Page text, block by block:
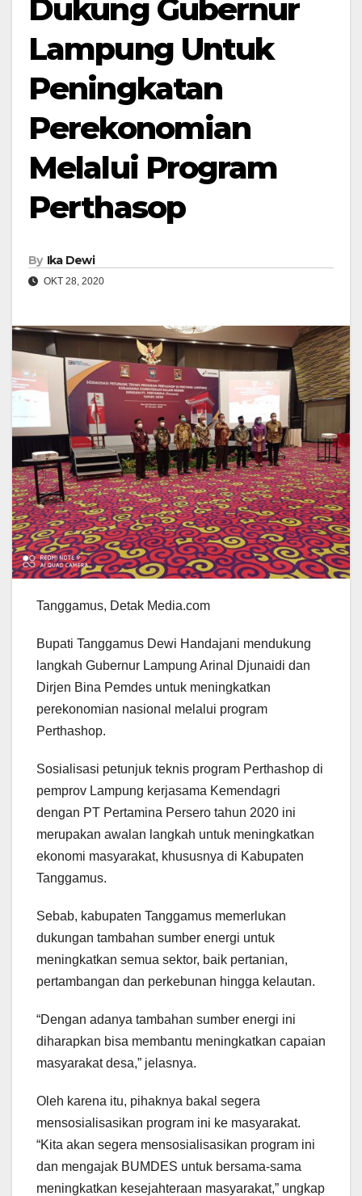
Dukung Gubernur
Lampung Untuk
Peningkatan
Perekonomian
Melalui Program
Perthasop
By Ika Dewi
OKT 28, 2020
Tanggamus, Detak Media.com
Bupati Tanggamus Dewi Handajani mendukung
langkah Gubernur Lampung Arinal Djunaidi dan
Dirjen Bina Pemdes untuk meningkatkan
perekonomian nasional melalui program
Perthashop.
Sosialisasi petunjuk teknis program Perthashop di
pemprov Lampung kerjasama Kemendagri
dengan PT Pertamina Persero tahun 2020 ini
merupakan awalan langkah untuk meningkatkan
ekonomi masyarakat, khususnya di Kabupaten
Tanggamus.
Sebab, kabupaten Tanggamus memerlukan
dukungan tambahan sumber energi untuk
meningkatkan semua sektor, baik pertanian,
pertambangan dan perkebunan hingga kelautan.
“Dengan adanya tambahan sumber energi ini
diharapkan bisa membantu meningkatkan capaian
masyarakat desa,” jelasnya.
Oleh karena itu, pihaknya bakal segera
mensosialisasikan program ini ke masyarakat.
“Kita akan segera mensosialisasikan program ini
dan mengajak BUMDES untuk bersama-sama
meningkatkan kesejahteraan masyarakat,” ungkap